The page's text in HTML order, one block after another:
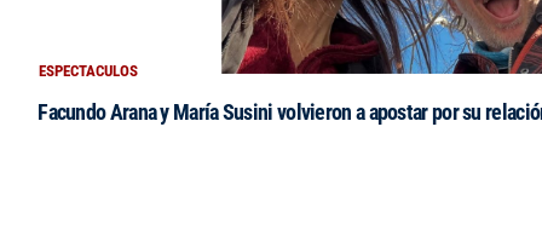
ESPECTACULOS
Facundo Arana y María Susini volvieron a apostar por su